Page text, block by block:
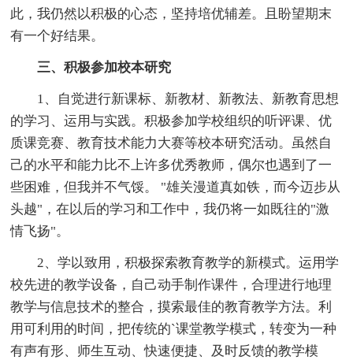
此，我仍然以积极的心态，坚持培优辅差。且盼望期末
有一个好结果。
三、积极参加校本研究
1、自觉进行新课标、新教材、新教法、新教育思想
的学习、运用与实践。积极参加学校组织的听评课、优
质课竞赛、教育技术能力大赛等校本研究活动。虽然自
己的水平和能力比不上许多优秀教师，偶尔也遇到了一
些困难，但我并不气馁。 "雄关漫道真如铁，而今迈步从
头越"，在以后的学习和工作中，我仍将一如既往的"激
情飞扬"。
2、学以致用，积极探索教育教学的新模式。运用学
校先进的教学设备，自己动手制作课件，合理进行地理
教学与信息技术的整合，摸索最佳的教育教学方法。利
用可利用的时间，把传统的`课堂教学模式，转变为一种
有声有形、师生互动、快速便捷、及时反馈的教学模